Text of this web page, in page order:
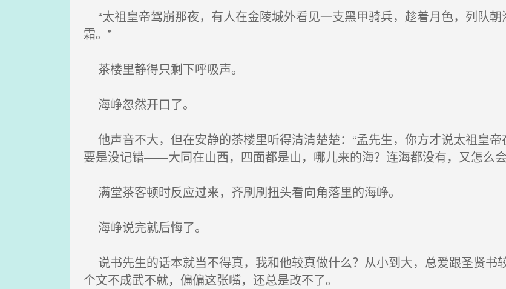
“太祖皇帝驾崩那夜，有人在金陵城外看见一支黑甲骑兵，趁着月色，列队
霜。”
茶楼里静得只剩下呼吸声。
海峥忽然开口了。
他声音不大，但在安静的茶楼里听得清清楚楚：“孟先生，你方才说太祖皇
要是没记错——大同在山西，四面都是山，哪儿来的海？连海都没有，又怎么
满堂茶客顿时反应过来，齐刷刷扭头看向角落里的海峥。
海峥说完就后悔了。
说书先生的话本就当不得真，我和他较真做什么？从小到大，总爱跟圣贤书
个文不成武不就，偏偏这张嘴，还总是改不了。